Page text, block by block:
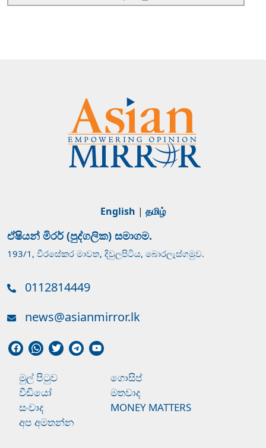
English | தமிழ்
ඒෂියන් මිරර් (පුද්ගලික) සමාගම.
193/1, වීරසේකර මාවත, දිවුලපිටිය, බොරලැස්ගමුව.
0112814449
news@asianmirror.lk
මුල් පිටුව
ගොසිප්
වීඩියෝ
මතවාද
සංවාද
MONEY MATTERS
අප අමතන්න